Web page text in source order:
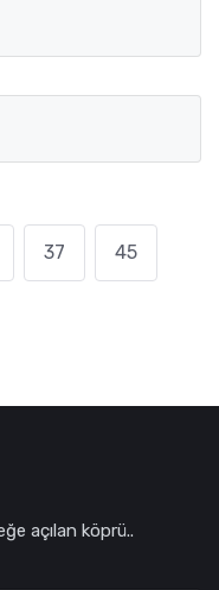
37 45
açılan köprü..